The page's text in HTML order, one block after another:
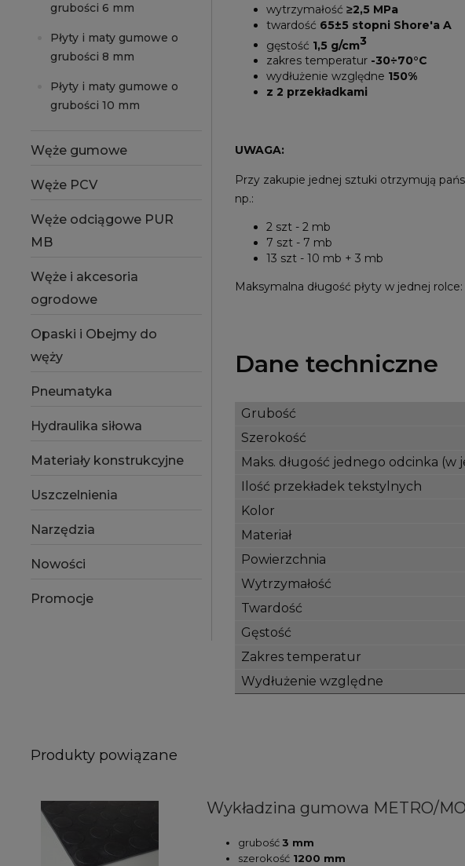
grubości 6 mm
Płyty i maty gumowe o
grubości 8 mm
Płyty i maty gumowe o
grubości 10 mm
Węże gumowe
Węże PCV
Węże odciągowe PUR
MB
Węże i akcesoria
ogrodowe
Opaski i Obejmy do
węży
Pneumatyka
Hydraulika siłowa
Materiały konstrukcyjne
Uszczelnienia
Narzędzia
Nowości
Promocje
wytrzymałość ≥2,5 MPa
twardość 65±5 stopni Shore'a A
gęstość 1,5 g/cm3
zakres temperatur -30÷70°C
wydłużenie względne 150%
z 2 przekładkami
UWAGA:
Przy zakupie jednej sztuki otrzymują
np.:
2 szt - 2 mb
7 szt - 7 mb
13 szt - 10 mb + 3 mb
Maksymalna długość płyty w jednej
Dane techniczne
Grubość
Szerokość
Maks. długość jednego odcinka (w
Ilość przekładek tekstylnych
Kolor
Materiał
Powierzchnia
Wytrzymałość
Twardość
Gęstość
Zakres temperatur
Wydłużenie względne
Produkty powiązane
Wykładzina gumowa METRO/
grubość 3 mm
szerokość 1200 mm